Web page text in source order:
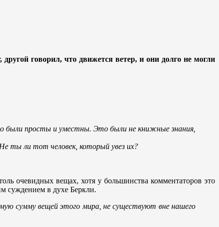
говорил, что движется ветер, и они долго не могли
были просты и уместны. Это были не книжные знания,
ты ли тот человек, который увез их?
очевидных вещах, хотя у большинства комментаторов это
суждением в духе Беркли.
сумму вещей этого мира, не существуют вне нашего